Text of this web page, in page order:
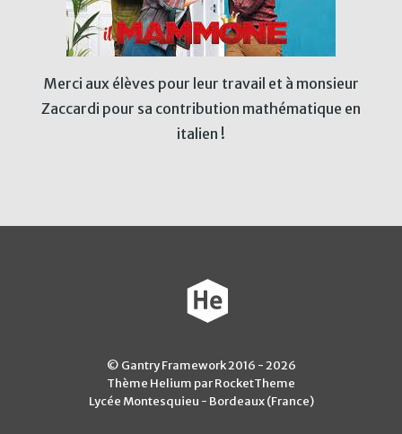
Merci aux élèves pour leur travail et à monsieur
Zaccardi pour sa contribution mathématique en
italien !
© Gantry Framework 2016 - 2026
Thème Helium par RocketTheme
Lycée Montesquieu - Bordeaux (France)